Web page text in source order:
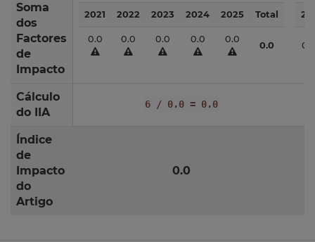
Soma
dos
Factores
de
Impacto
2021 2022 2023 2024 2025 Total
0.0 0.0 0.0 0.0 0.0
0.0
Cálculo
do IIA
6 / 0.0 = 0.0
Índice
de
Impacto
do
Artigo
0.0